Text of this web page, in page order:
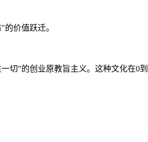
价值跃迁。
"的创业原教旨主义。这种文化在0